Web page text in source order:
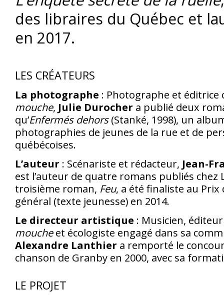
des libraires du Québec et
en 2017.
LES CRÉATEURS
La photographe : Photographe et éditrice
mouche, Julie Durocher a publié deux
qu’Enfermés dehors(Stanké, 1998), un
photographies de jeunes de la rue et de
québécoises.
L’auteur : Scénariste et rédacteur, Jean-
est l’auteur de quatre romans publiés chez
troisième roman, Feu, a été finaliste au
général (texte jeunesse) en 2014.
Le directeur artistique : Musicien,
moucheet écologiste engagé dans sa
Alexandre Lanthier a remporté le
chanson de Granby en 2000, avec sa
LE PROJET